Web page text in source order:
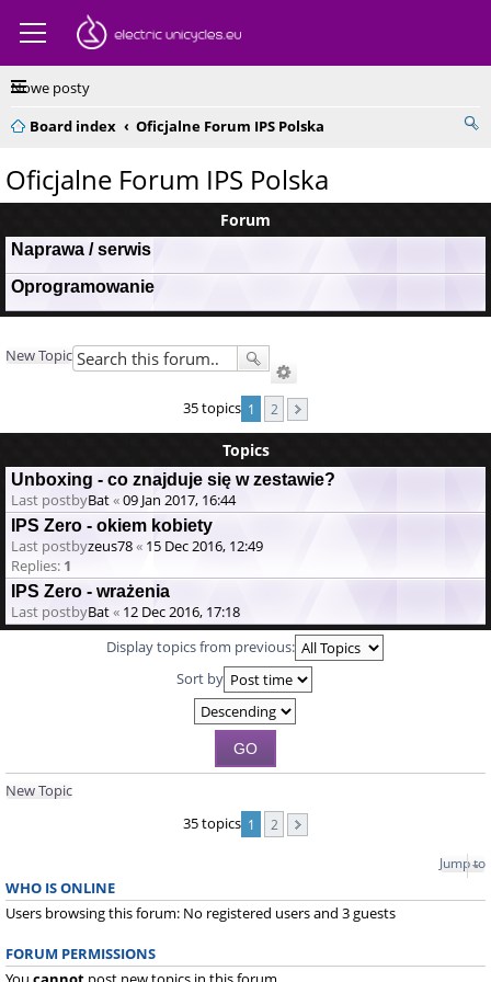
Nowe posty
Board index
Oficjalne Forum IPS Polska
Oficjalne Forum IPS Polska
Forum
Naprawa / serwis
Oprogramowanie
New Topic
35 topics 1 2
Topics
Unboxing - co znajduje się w zestawie?
Last postbyBat«09 Jan 2017, 16:44
IPS Zero - okiem kobiety
Last postbyzeus78« 15 Dec 2016, 12:49
Replies: 1
IPS Zero - wrażenia
Last postbyBat« 12 Dec 2016, 17:18
Display topics from previous:
Sort by
New Topic
35 topics 1 2
Jump to
WHO IS ONLINE
Users browsing this forum: No registered users and 3 guests
FORUM PERMISSIONS